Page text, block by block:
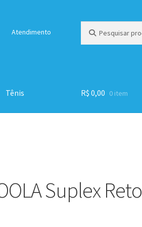
Atendimento
por:
Tênis R$ 0,00 0 item
Suplex Reto